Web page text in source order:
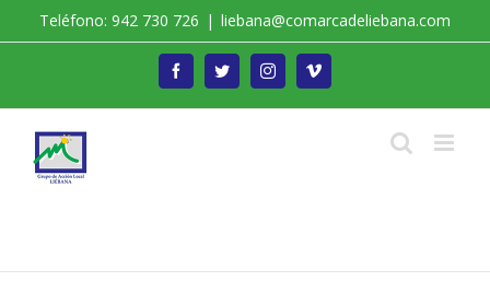
Teléfono: 942 730 726 | liebana@comarcadeliebana.com
FacebookTwitterInstagramVimeo